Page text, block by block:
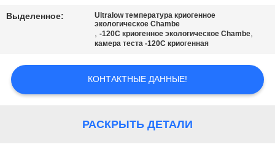
СПРОСИТЕ
КАРТА
САЙТА
Выделенное:
Ultralow температура криогенное
экологическое Chambe
,-120C криогенное экологическое Chambe,
камера теста -120C криогенная
КОНТАКТНЫЕ ДАННЫЕ!
РАСКРЫТЬ ДЕТАЛИ